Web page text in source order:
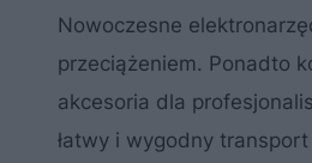
Nowoczesne
przeciążeniem. Ponadto
akcesoria dla
łatwy i wygodny